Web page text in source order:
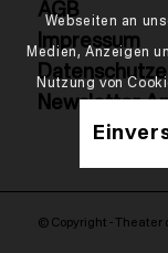
AGB
Impressum
Newsletter
© Copyright - Theater
Webseiten an
Medien, Anzeigen
Nutzung von